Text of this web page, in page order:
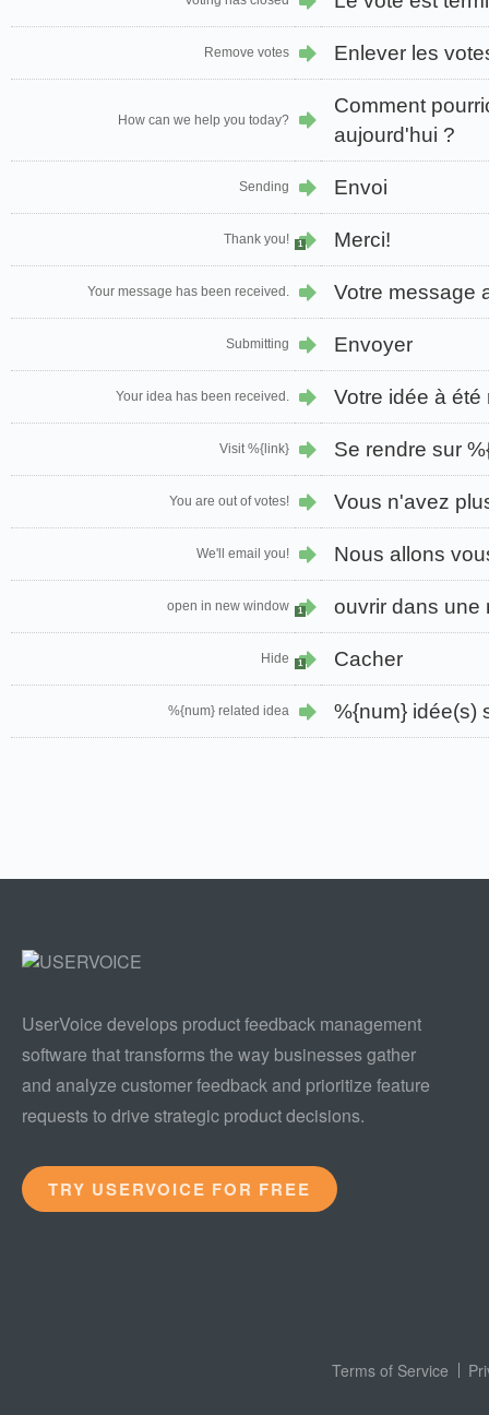
Remove votes Enlever les
How can we help you today?
Comment
aujourd'hui ?
Sending Envoi
Thank you! 1 Merci!
Your message has been received. Votre message
Submitting Envoyer
Your idea has been received. Votre idée à été
Visit %{link} Se rendre sur
You are out of votes! Vous n'avez
We'll email you! Nous allons
open in new window 1 ouvrir dans une
Hide 1 Cacher
%{num} related idea %{num} idée(s)
UserVoice develops product feedback management
software that transforms the way businesses gather
and analyze customer feedback and prioritize feature
requests to drive strategic product decisions.
TRY USERVOICE FOR FREE
Terms of Service